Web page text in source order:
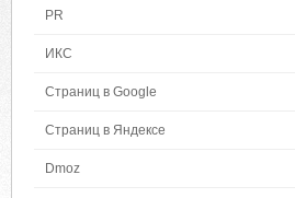
PR
ИКС
Страниц в Google
Страниц в Яндексе
Dmoz